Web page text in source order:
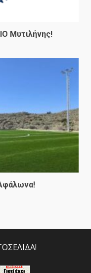
Μυτιλήνης!